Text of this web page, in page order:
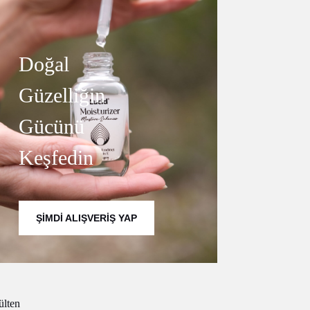
Doğal
Güzelliğin
Gücünü
Keşfedin
ŞIMDI ALIŞVERIŞ YAP